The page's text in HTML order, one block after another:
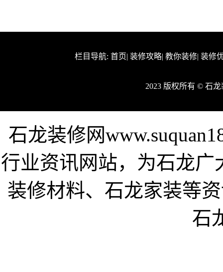
栏目导航: 首页| 装修攻略| 教你装修| 装修
2023 版权所有 © 石
石龙装修网
行业资讯网站，为石龙
装修材料、石龙家装等
石